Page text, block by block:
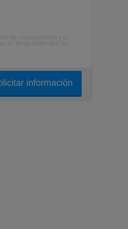
información